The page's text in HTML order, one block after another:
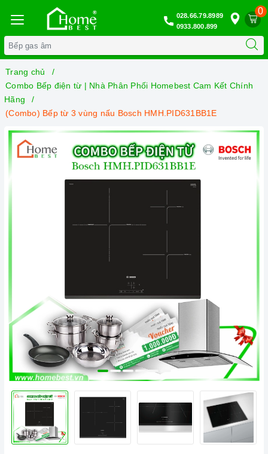
0
028.66.79.8989
0933.800.899
Trang chủ
Combo Bếp điện từ | Nhà Phân Phối Homebest Cam Kết Chính
Hãng
(Combo) Bếp từ 3 vùng nấu Bosch HMH.PID631BB1E